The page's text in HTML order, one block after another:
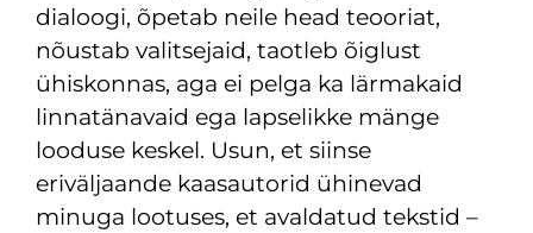
dialoogi, õpetab neile head teooriat,
nõustab valitsejaid, taotleb õiglust
ühiskonnas, aga ei pelga ka lärmakaid
linnatänavaid ega lapselikke mänge
looduse keskel. Usun, et siinse
eriväljaande kaasautorid ühinevad
minuga lootuses, et avaldatud tekstid –